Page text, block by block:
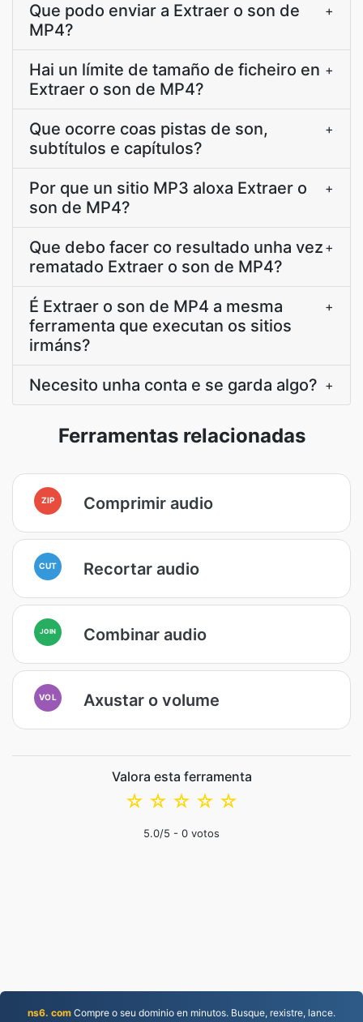
Que podo enviar a Extraer o son de
MP4?
+
Hai un límite de tamaño de ficheiro en
Extraer o son de MP4?
+
Que ocorre coas pistas de son,
subtítulos e capítulos?
+
Por que un sitio MP3 aloxa Extraer o
son de MP4?
+
Que debo facer co resultado unha vez
rematado Extraer o son de MP4?
+
É Extraer o son de MP4 a mesma
ferramenta que executan os sitios
irmáns?
+
Necesito unha conta e se garda algo? +
Ferramentas relacionadas
ZIP Comprimir audio
CUT Recortar audio
JOIN Combinar audio
VOL Axustar o volume
Valora esta ferramenta
☆
☆
☆
☆
☆
5.0/5 - 0 votos
ns6. com Compre o seu dominio en minutos. Busque, rexistre, lance.